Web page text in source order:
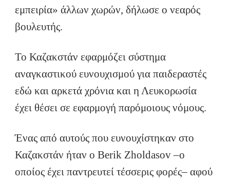
εμπειρία» άλλων χωρών, δήλωσε ο νεαρός
βουλευτής.
Το Καζακστάν εφαρμόζει σύστημα
αναγκαστικού ευνουχισμού για παιδεραστές
εδώ και αρκετά χρόνια και η Λευκορωσία
έχει θέσει σε εφαρμογή παρόμοιους νόμους.
Ένας από αυτούς που ευνουχίστηκαν στο
Καζακστάν ήταν ο Berik Zholdasov –ο
οποίος έχει παντρευτεί τέσσερις φορές– αφού